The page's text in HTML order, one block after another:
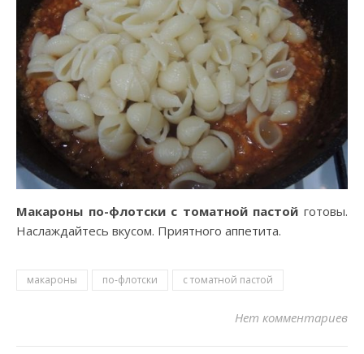
Макароны по-флотски с томатной пастой готовы.
Наслаждайтесь вкусом. Приятного аппетита.
макароны по-флотски с томатной пастой
Нет комментариев